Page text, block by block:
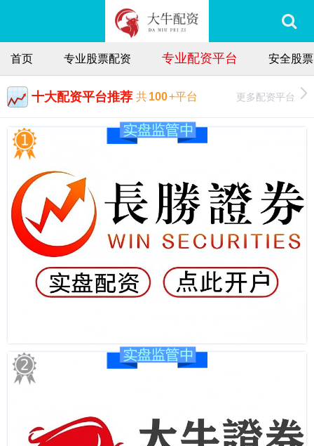
首页 专业股票配资 专业配资平台 安全股
十大配资平台推荐 共100+平台 更多配资平台